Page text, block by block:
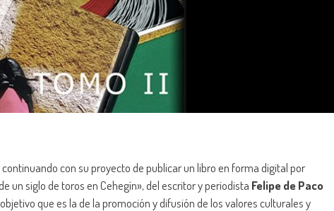
con su proyecto de publicar un libro en forma digital por
un siglo de toros en Cehegín», del escritor y periodista Felipe de Paco
que es la de la promoción y difusión de los valores culturales y